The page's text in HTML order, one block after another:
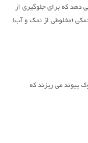
دهد که برای جلوگیری از
(مخلوطی از نمک و آب)
بعد بر اثر شوک پیوند می ریزند که